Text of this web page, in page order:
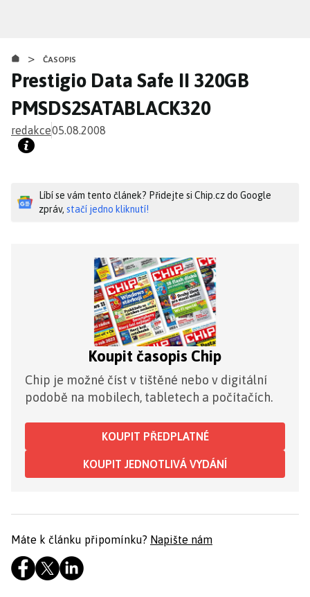
obsahu
> ČASOPIS
Prestigio Data Safe II 320GB
PMSDS2SATABLACK320
redakce05.08.2008
Líbí se vám tento článek? Přidejte si Chip.cz do Google
zpráv, stačí jedno kliknutí!
Koupit časopis Chip
Chip je možné číst v tištěné nebo v digitální
podobě na mobilech, tabletech a počítačích.
KOUPIT PŘEDPLATNÉ
KOUPIT JEDNOTLIVÁ VYDÁNÍ
Máte k článku připomínku? Napište nám